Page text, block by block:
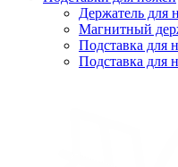
Держатель для
Магнитный
Подставка для
Подставка для